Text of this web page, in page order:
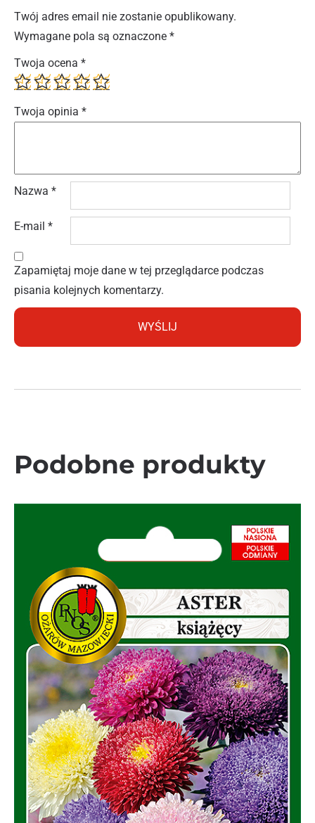
Twój adres email nie zostanie opublikowany.
Wymagane pola są oznaczone *
Twoja ocena *
Twoja opinia *
Nazwa *
E-mail *
Zapamiętaj moje dane w tej przeglądarce podczas
pisania kolejnych komentarzy.
Podobne produkty